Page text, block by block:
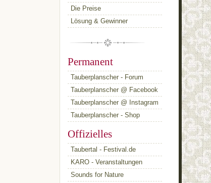
Die Preise
Lösung & Gewinner
Permanent
Tauberplanscher - Forum
Tauberplanscher @ Facebook
Tauberplanscher @ Instagram
Tauberplanscher - Shop
Offizielles
Taubertal - Festival.de
KARO - Veranstaltungen
Sounds for Nature